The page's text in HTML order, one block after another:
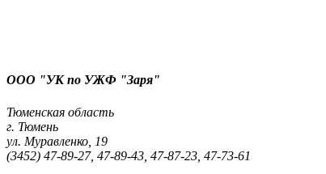
ООО "УК по УЖФ "Заря"
Тюменская область
г. Тюмень
ул. Муравленко, 19
(3452) 47-89-27, 47-89-43, 47-87-23, 47-73-61